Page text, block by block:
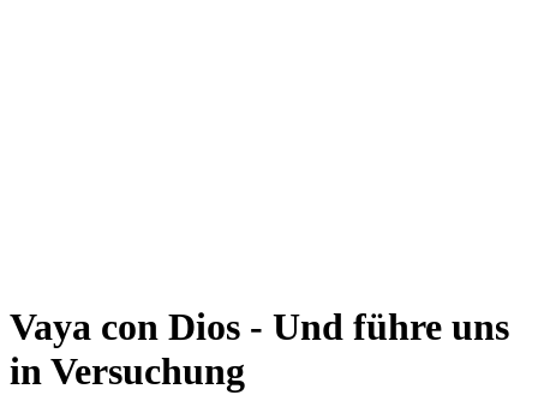
Vaya con Dios - Und führe uns
in Versuchung